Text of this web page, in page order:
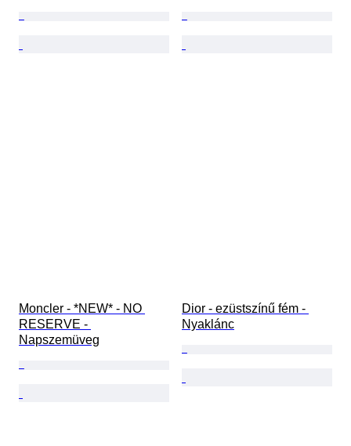
Moncler - *NEW* - NO
RESERVE -
Napszemüveg
Dior - ezüstszínű fém -
Nyaklánc